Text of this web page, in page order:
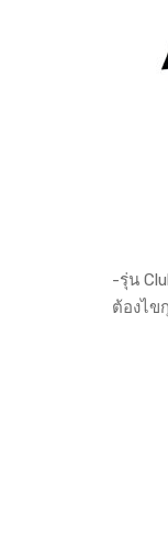
-รุ่น
ต้องไข